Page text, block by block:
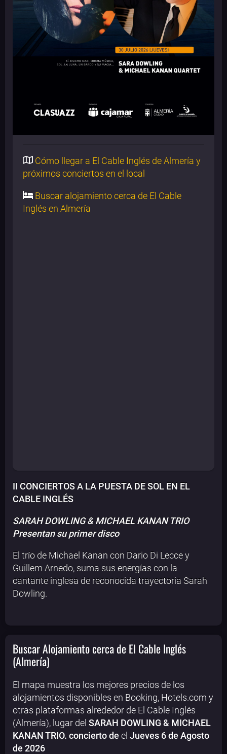
Cómo llegar a El Cable Inglés de Almería y
próximos conciertos en el local
Buscar alojamiento cerca de El Cable
Inglés en Almería
II CONCIERTOS A LA PUESTA DE SOL EN EL
CABLE INGLÉS
SARAH DOWLING & MICHAEL KANAN TRIO
Presentan su primer disco
El trío de Michael Kanan con Dario Di Lecce y
Guillem Arnedo, suma sus energías con la
cantante inglesa de reconocida trayectoria Sarah
Dowling.
Buscar Alojamiento cerca de El Cable Inglés
(Almería)
El mapa muestra los mejores precios de los
alojamientos disponibles en Booking, Hotels.com y
otras plataformas alrededor de El Cable Inglés
(Almería), lugar del SARAH DOWLING & MICHAEL
KANAN TRIO. concierto de el Jueves 6 de Agosto
de 2026